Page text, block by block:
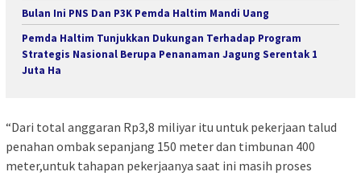
Bulan Ini PNS Dan P3K Pemda Haltim Mandi Uang
Pemda Haltim Tunjukkan Dukungan Terhadap Program
Strategis Nasional Berupa Penanaman Jagung Serentak 1
Juta Ha
“Dari total anggaran Rp3,8 miliyar itu untuk pekerjaan talud
penahan ombak sepanjang 150 meter dan timbunan 400
meter,untuk tahapan pekerjaanya saat ini masih proses